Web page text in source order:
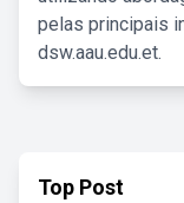
pelas principais
dsw.aau.edu.et.
Top Post